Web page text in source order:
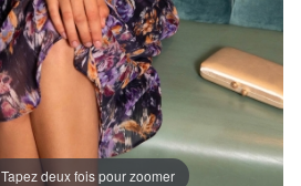
Tapez deux fois pour zoomer